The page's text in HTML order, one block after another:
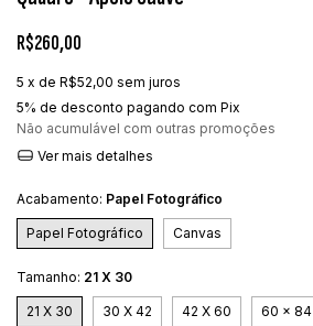
R$260,00
5 x de R$52,00 sem juros
5% de desconto pagando com Pix
Não acumulável com outras promoções
Ver mais detalhes
Acabamento: Papel Fotográfico
Papel Fotográfico Canvas
Tamanho: 21 X 30
21 X 30 30 X 42 42 X 60 60 x 84